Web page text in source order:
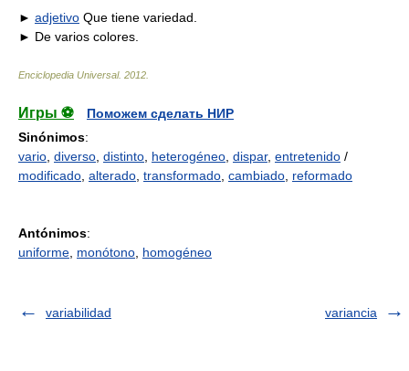
► adjetivo Que tiene variedad.
► De varios colores.
Enciclopedia Universal. 2012
Игры ⚽
Поможем сделать НИР
Sinónimos:
vario diverso distinto heterogéneo dispar, entretenido /
modificado alterado transformado cambiado reformado
Antónimos:
uniforme monótono homogéneo
variabilidad variancia